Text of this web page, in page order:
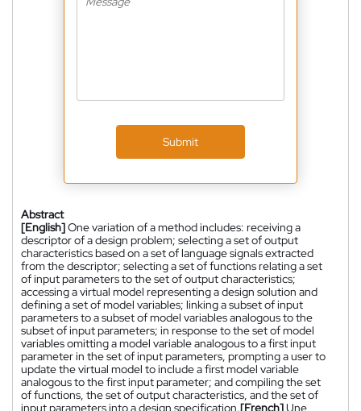
Submit
Abstract
[English]One variation of a method includes: receiving a
descriptor of a design problem; selecting a set of output
characteristics based on a set of language signals extracted
from the descriptor; selecting a set of functions relating a set
of input parameters to the set of output characteristics;
accessing a virtual model representing a design solution and
defining a set of model variables; linking a subset of input
parameters to a subset of model variables analogous to the
subset of input parameters; in response to the set of model
variables omitting a model variable analogous to a first input
parameter in the set of input parameters, prompting a user to
update the virtual model to include a first model variable
analogous to the first input parameter; and compiling the set
of functions, the set of output characteristics, and the set of
input parameters into a design specification.[French]Une